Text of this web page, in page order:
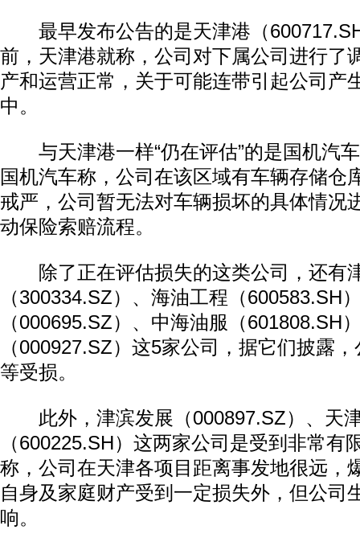
最早发布公告的是天津港（
前，天津港就称，公司对下属公司进行了
产和运营正常，关于可能连带引起公司产
中。
与天津港一样“仍在评估”的是国机汽
国机汽车称，公司在该区域有车辆存储仓
戒严，公司暂无法对车辆损坏的具体情况
动保险索赔流程。
除了正在评估损失的这类公司，还有
（300334.SZ）、海油工程（600583.SH
（000695.SZ）、中海油服（601808.SH
（000927.SZ）这5家公司，据它们披露
等受损。
此外，津滨发展（000897.SZ）、天
（600225.SH）这两家公司是受到非常有
称，公司在天津各项目距离事发地很远，
自身及家庭财产受到一定损失外，但公司
响。